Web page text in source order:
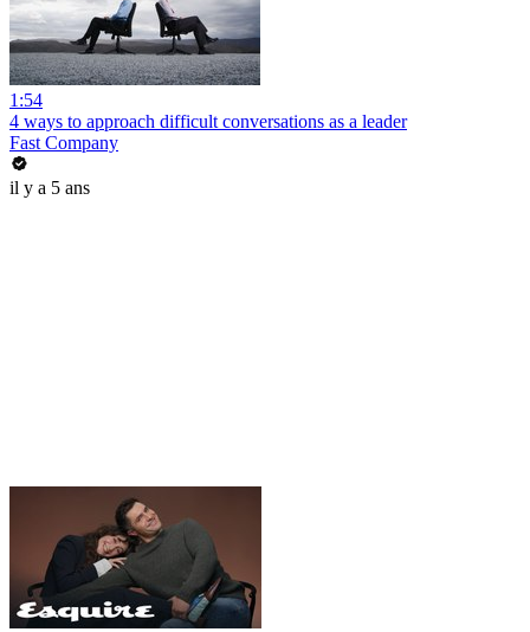
1:54
4 ways to approach difficult conversations as a leader
Fast Company
il y a 5 ans